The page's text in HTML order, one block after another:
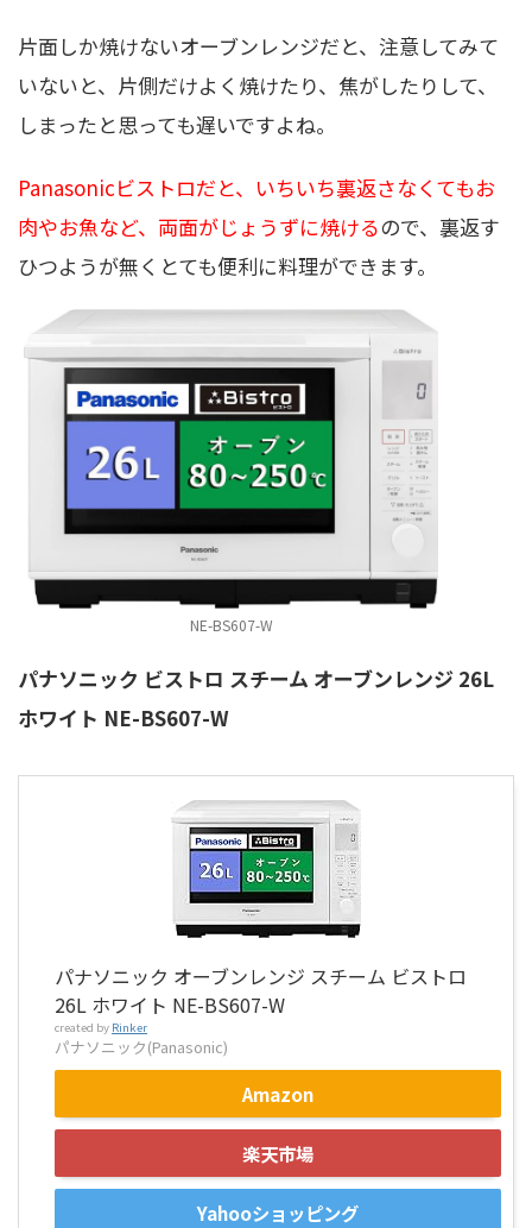
片面しか焼けないオーブンレンジだと、注意してみて
いないと、片側だけよく焼けたり、焦がしたりして、
しまったと思っても遅いですよね。
Panasonicビストロだと、いちいち裏返さなくてもお
肉やお魚など、両面がじょうずに焼けるので、裏返す
ひつようが無くとても便利に料理ができます。
NE-BS607-W
パナソニック ビストロ スチーム オーブンレンジ 26L
ホワイト NE-BS607-W
パナソニック オーブンレンジ スチーム ビストロ
26L ホワイト NE-BS607-W
created by Rinker
パナソニック(Panasonic)
Amazon
楽天市場
Yahooショッピング